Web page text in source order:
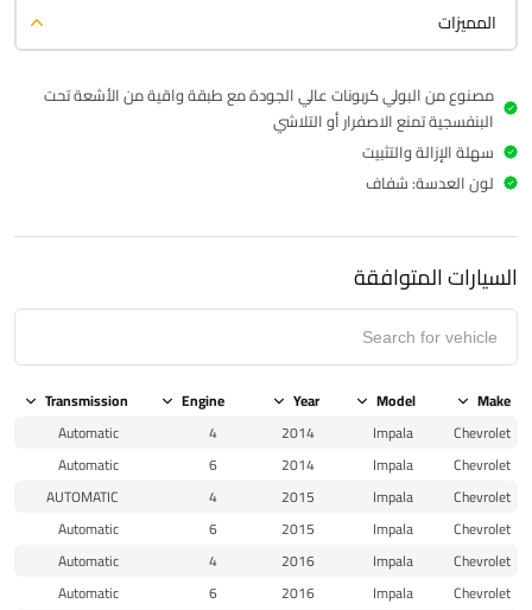
المميزات
مصنوع من البولي كربونات عالي الجودة مع طبقة واقية من الأشعة تحت
البنفسجية تمنع الاصفرار أو التلاشي
سهلة الإزالة والتثبيت
لون العدسة: شفاف
السيارات المتوافقة
Make
Model
Year
Engine
Transmission
Chevrolet
Impala
2014
4
Automatic
Chevrolet
Impala
2014
6
Automatic
Chevrolet
Impala
2015
4
AUTOMATIC
Chevrolet
Impala
2015
6
Automatic
Chevrolet
Impala
2016
4
Automatic
Chevrolet
Impala
2016
6
Automatic